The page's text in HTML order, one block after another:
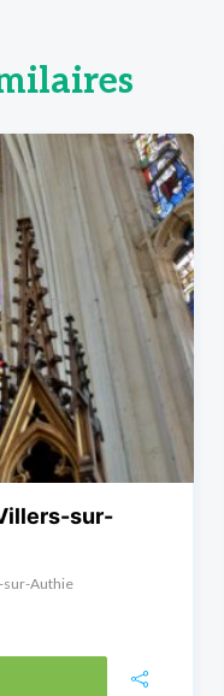
sur-
sur-Authie